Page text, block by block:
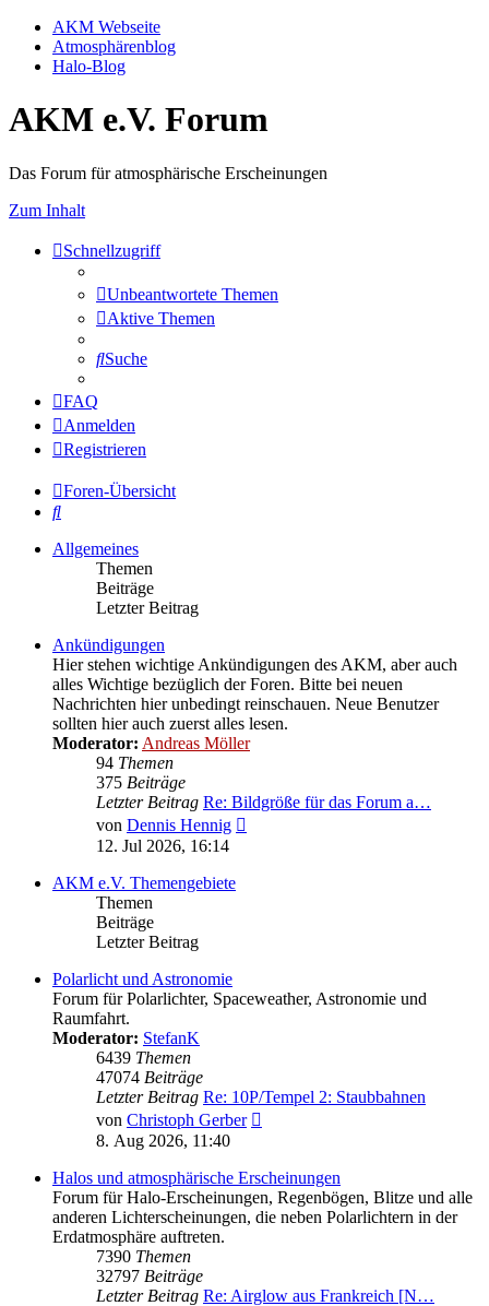
AKM Webseite
Atmosphärenblog
Halo-Blog
AKM e.V. Forum
Das Forum für atmosphärische Erscheinungen
Zum Inhalt
Schnellzugriff
Unbeantwortete Themen
Aktive Themen
Suche
FAQ
Anmelden
Registrieren
Foren-Übersicht
Suche
Allgemeines
Themen
Beiträge
Letzter Beitrag
Ankündigungen
Hier stehen wichtige Ankündigungen des AKM, aber auch
alles Wichtige bezüglich der Foren. Bitte bei neuen
Nachrichten hier unbedingt reinschauen. Neue Benutzer
sollten hier auch zuerst alles lesen.
Moderator: Andreas Möller
94 Themen
375 Beiträge
Letzter Beitrag Re: Bildgröße für das Forum a…
von Dennis Hennig
12. Jul 2026, 16:14
AKM e.V. Themengebiete
Themen
Beiträge
Letzter Beitrag
Polarlicht und Astronomie
Forum für Polarlichter, Spaceweather, Astronomie und
Raumfahrt.
Moderator: StefanK
6439 Themen
47074 Beiträge
Letzter Beitrag Re: 10P/Tempel 2: Staubbahnen
von Christoph Gerber
8. Aug 2026, 11:40
Halos und atmosphärische Erscheinungen
Forum für Halo-Erscheinungen, Regenbögen, Blitze und alle
anderen Lichterscheinungen, die neben Polarlichtern in der
Erdatmosphäre auftreten.
7390 Themen
32797 Beiträge
Letzter Beitrag Re: Airglow aus Frankreich [N…